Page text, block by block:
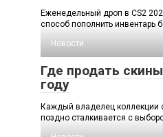
Еженедельный дроп в CS2
способ пополнить инвентарь
Новости
Где продать
году
Каждый владелец коллекции
поздно сталкивается с